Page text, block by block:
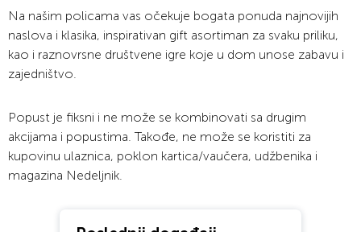
Na našim policama vas očekuje bogata ponuda najnovijih
naslova i klasika, inspirativan gift asortiman za svaku priliku,
kao i raznovrsne društvene igre koje u dom unose zabavu i
zajedništvo.
Popust je fiksni i ne može se kombinovati sa drugim
akcijama i popustima. Takođe, ne može se koristiti za
kupovinu ulaznica, poklon kartica/vaučera, udžbenika i
magazina Nedeljnik.